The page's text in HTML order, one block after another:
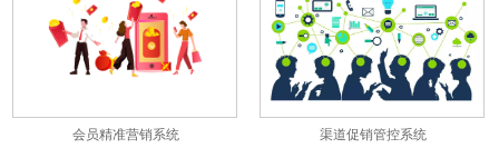
会员精准营销系统 渠道促销管控系统